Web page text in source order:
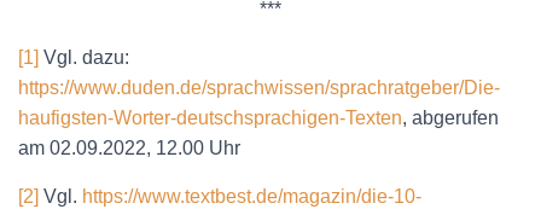
***
[1] Vgl. dazu:
https://www.duden.de/sprachwissen/sprachratgeber/Die-
haufigsten-Worter-deutschsprachigen-Texten, abgerufen
am 02.09.2022, 12.00 Uhr
[2] Vgl. https://www.textbest.de/magazin/die-10-